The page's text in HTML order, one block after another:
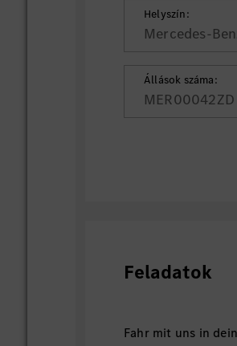
Helyszín:
Mercedes-
Állások száma:
MER00042ZD
Feladatok
Fahr mit uns in